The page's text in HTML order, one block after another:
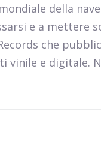
della
e a mettere
che
vinile e digitale.